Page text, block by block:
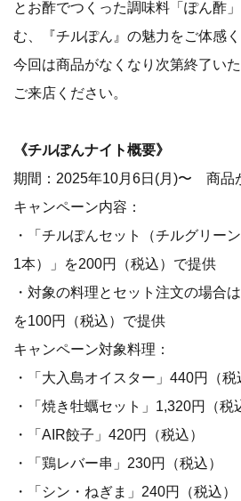
とお酢でつくった調味料「ぽん酢
む、『チルぽん』の魅力をご体感く
今回は商品がなくなり次第終了い
ご来店ください。
《チルぽんナイト概要》
期間：2025年10月6日(月)〜 商品
キャンペーン内容：
・「チルぽんセット（チルグリー
1本）」を200円（税込）で提供
・対象の料理とセット注文の場合
を100円（税込）で提供
キャンペーン対象料理：
・「大入島オイスター」440円（税
・「焼き牡蠣セット」1,320円（税
・「AIR餃子」420円（税込）
・「鶏レバー串」230円（税込）
・「シン・ねぎま」240円（税込）